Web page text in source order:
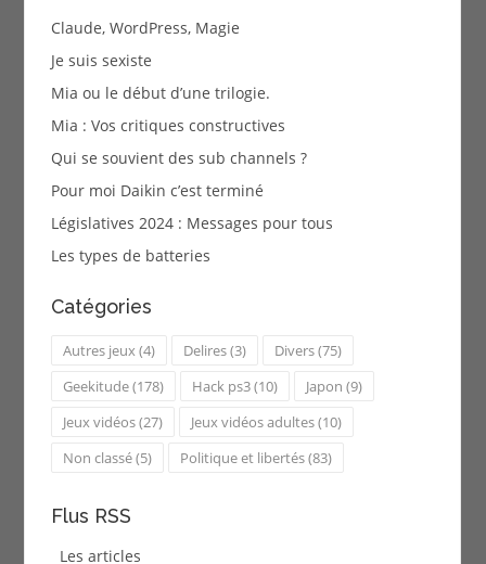
Claude, WordPress, Magie
Je suis sexiste
Mia ou le début d’une trilogie.
Mia : Vos critiques constructives
Qui se souvient des sub channels ?
Pour moi Daikin c’est terminé
Législatives 2024 : Messages pour tous
Les types de batteries
Catégories
Autres jeux (4) Delires(3) Divers(75)
Geekitude(178) Hack ps3(10) Japon (9)
Jeux vidéos(27) Jeux vidéos adultes(10)
Non classé(5) Politique et libertés(83)
Flus RSS
Les articles